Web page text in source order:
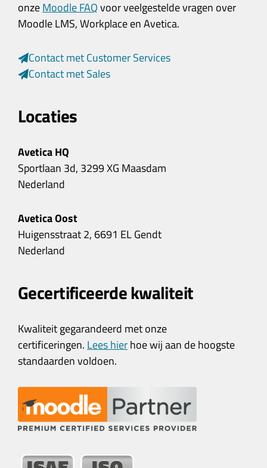
onzeMoodle FAQvoor veelgestelde vragen over
Moodle LMS, Workplace en Avetica.
Contact met Customer Services
Contact met Sales
Locaties
Avetica HQ
Sportlaan 3d, 3299 XG Maasdam
Nederland
Avetica Oost
Huigensstraat 2, 6691 EL Gendt
Nederland
Gecertificeerde kwaliteit
Kwaliteit gegarandeerd met onze
certificeringen. Lees hierhoe wij aan de hoogste
standaarden voldoen.